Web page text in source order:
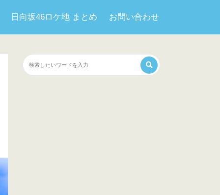
日向坂46ロケ地 まとめ お問い合わせ